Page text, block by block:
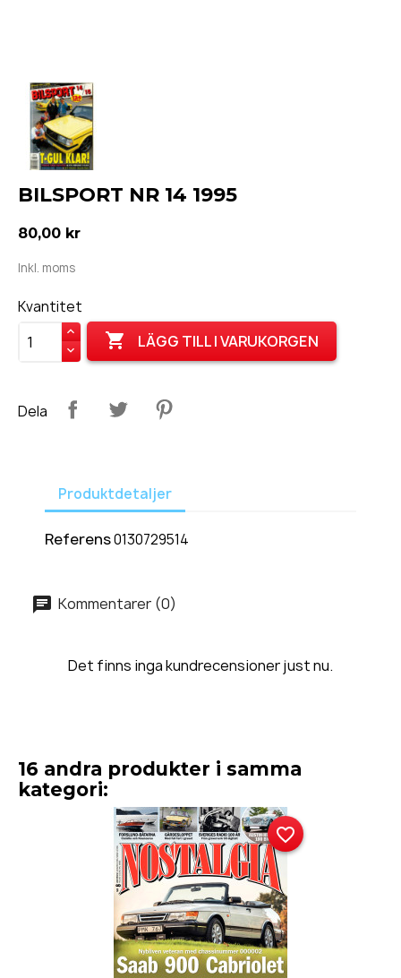
BILSPORT NR 14 1995
80,00 kr
Inkl. moms
Kvantitet
 LÄGG TILL I VARUKORGEN
Dela
Produktdetaljer
Referens0130729514
Kommentarer (0)
Det finns inga kundrecensioner just nu.
16 andra produkter i samma
kategori:
favorite_border